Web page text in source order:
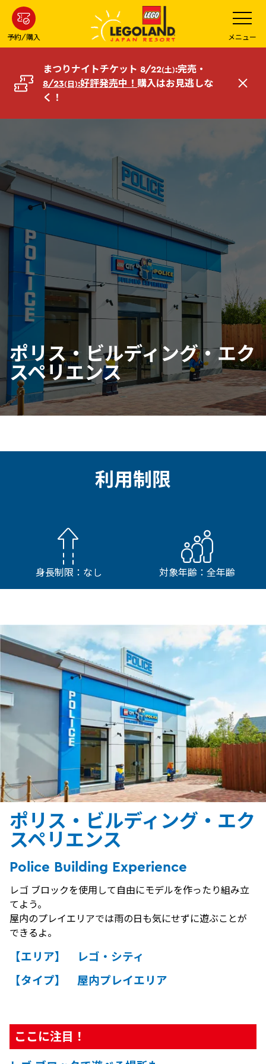
ン
コ
へ
予約/購入
メ
ニ
ュ
ー
を
開
メニュー
まつりナイトチケット 8/22(土):完売・
8/23(日):好評発売中！ 購入はお見逃しな
く！
閉
ポリス・ビルディング・エク
スペリエンス
利用制限
身長制限：なし 対象年齢：全年齢
ポリス・ビルディング・エク
スペリエンス
Police Building Experience
レゴ ブロックを使用して自由にモデルを作ったり組み立
てよう。
屋内のプレイエリアでは雨の日も気にせずに遊ぶことが
できるよ。
【エリア】 レゴ・シティ
【タイプ】 屋内プレイエリア
ここに注目！